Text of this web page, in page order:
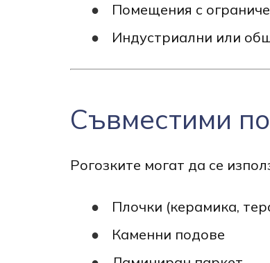
Помещения с
Индустриални или
Съвместими
Рогозките могат да се
Плочки (керамика,
Каменни подове